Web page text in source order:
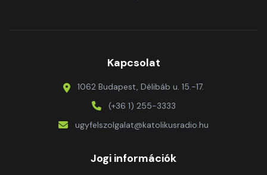
Kapcsolat
1062 Budapest, Délibáb u. 15.-17.
(+36 1) 255-3333
ugyfelszolgalat@katolikusradio.hu
Jogi információk